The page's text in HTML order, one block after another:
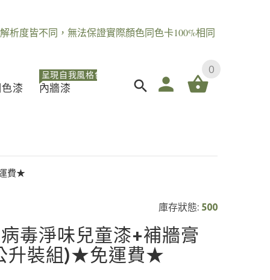
析度皆不同，無法保證實際顏色同色卡100%相同
漆 內牆漆
呈現自我風格色 0
費★
庫存狀態: 500
毒淨味兒童漆+補牆膏
升裝組)★免運費★